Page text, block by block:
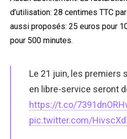
d’utilisation: 28 centimes TTC
aussi proposés: 25 euros pour
pour 500 minutes.
Le 21 juin, les premiers
en libre-service seront
https://t.co/
pic.twitter.com/